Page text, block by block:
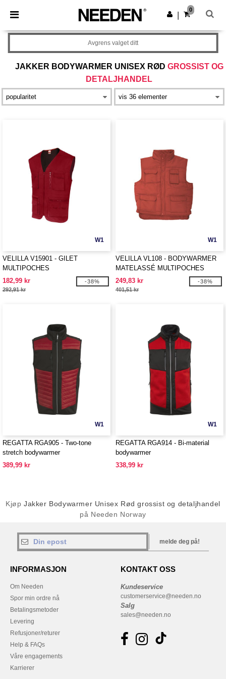
× Needen-app
Bedre priser i appen!
Last ned app
0
JAKKER BODYWARMER UNISEX RØD GROSSIST OG
DETALJHANDEL
Avgrens valget ditt
W1
VELILLA V15901 - GILET
MULTIPOCHES
182,99 kr
292,91 kr
-38%
W1
VELILLA VL108 - BODYWARMER
MATELASSÉ MULTIPOCHES
249,83 kr
401,51 kr
-38%
W1
REGATTA RGA905 - Two-tone
stretch bodywarmer
389,99 kr
W1
REGATTA RGA914 - Bi-material
bodywarmer
338,99 kr
KjøpJakker Bodywarmer Unisex Rød grossist og detaljhandel
på Needen Norway
melde deg på!
INFORMASJON
Om Needen
Spor min ordre nå
Betalingsmetoder
Levering
Refusjoner/returer
Help & FAQs
Våre engagements
Karrierer
KONTAKT OSS
Kundeservice
customerservice@needen.no
Salg
sales@needen.no